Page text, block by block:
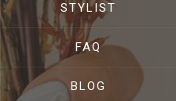
STYLIST
FAQ
BLOG